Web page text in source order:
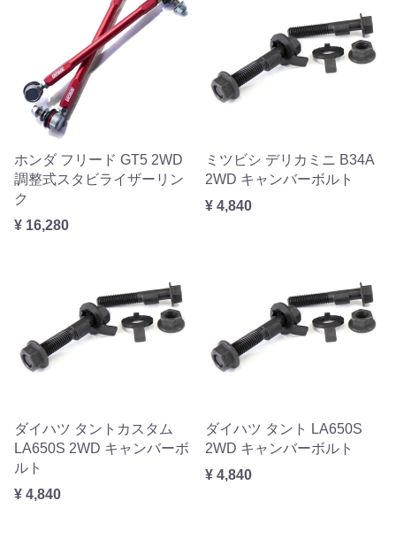
ホンダ フリード GT5 2WD
調整式スタビライザーリン
ク
¥ 16,280
ミツビシ デリカミニ B34A
2WD キャンバーボルト
¥ 4,840
ダイハツ タントカスタム
LA650S 2WD キャンバーボ
ルト
¥ 4,840
ダイハツ タント LA650S
2WD キャンバーボルト
¥ 4,840